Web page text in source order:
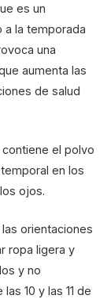
es un
a la temporada
una
aumenta las
de salud
el polvo
en los
ojos.
orientaciones
ropa ligera y
y no
10 y las 11 de